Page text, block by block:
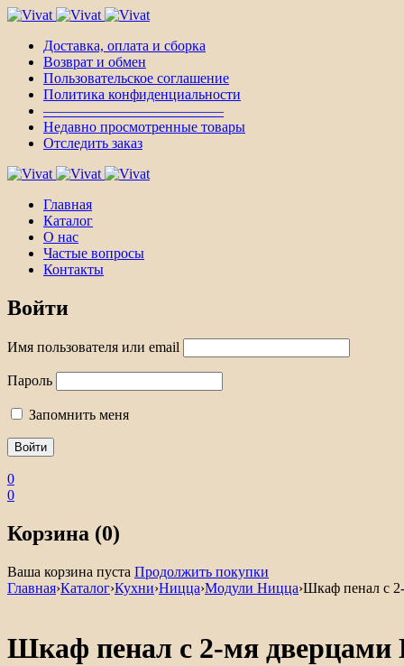
Доставка, оплата и сборка
Возврат и обмен
Пользовательское соглашение
Политика конфиденциальности
————————————–
Недавно просмотренные товары
Отследить заказ
Главная
Каталог
О нас
Частые вопросы
Контакты
Войти
Имя пользователя или email
Пароль
Запомнить меня
0
0
Корзина (0)
Ваша корзина пуста Продолжить покупки
Главная›Каталог›Кухни›Ницца›Модули Ницца›Шкаф пенал с
Шкаф пенал с 2-мя дверцами